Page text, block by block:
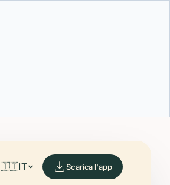
🇮🇹IT Scarica l'app